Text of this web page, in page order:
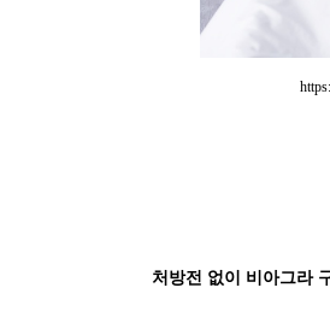
처방전 없이 비아그라